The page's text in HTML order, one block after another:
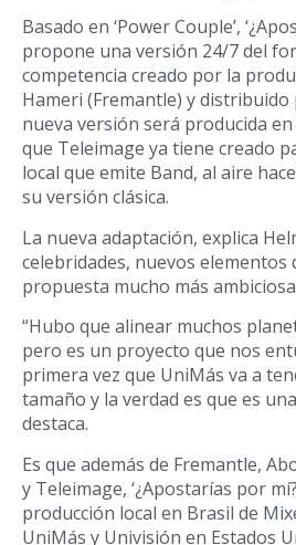
Basado en ‘Power Couple’,
propone una versión 24/7 del
competencia creado por la
Hameri (Fremantle) y distribuido
nueva versión será producida
que Teleimage ya tiene creado
local que emite Band, al aire
su versión clásica.
La nueva adaptación, explica
celebridades, nuevos elementos
propuesta mucho más
“Hubo que alinear muchos
pero es un proyecto que nos
primera vez que UniMás va a
tamaño y la verdad es que es
destaca.
Es que además de Fremantle,
y Teleimage, ‘¿Apostarías por
producción local en Brasil de
UniMás y Univisión en Estados